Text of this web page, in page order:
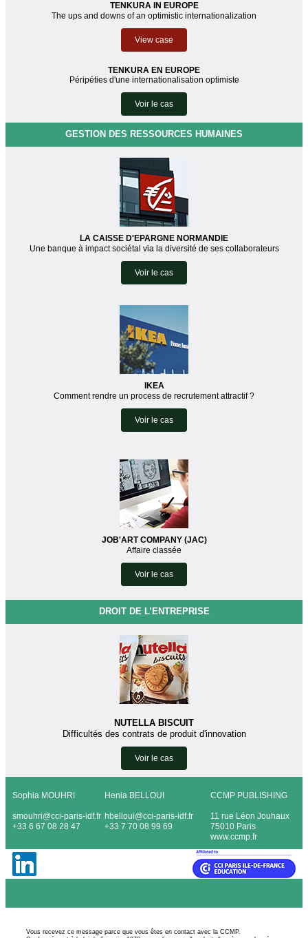
TENKURA IN EUROPE
The ups and downs of an optimistic internationalization
View case
TENKURA EN EUROPE
Péripéties d'une internationalisation optimiste
Voir le cas
GESTION DES RESSOURCES HUMAINES
LA CAISSE D'EPARGNE NORMANDIE
Une banque à impact sociétal via la diversité de ses collaborateurs
Voir le cas
IKEA
Comment rendre un process de recrutement attractif ?
Voir le cas
JOB'ART COMPANY (JAC)
Affaire classée
Voir le cas
DROIT DE L’ENTREPRISE
NUTELLA BISCUIT
Difficultés des contrats de produit d'innovation
Voir le cas
Sophia MOUHRI
smouhri@cci-paris-idf.fr
+33 6 67 08 28 47
Henia BELLOUI
hbelloui@cci-paris-idf.fr
+33 7 70 08 99 69
CCMP PUBLISHING
11 rue Léon Jouhaux
75010 Paris
www.ccmp.fr
Vous recevez ce message parce que vous êtes en contact avec la CCMP.